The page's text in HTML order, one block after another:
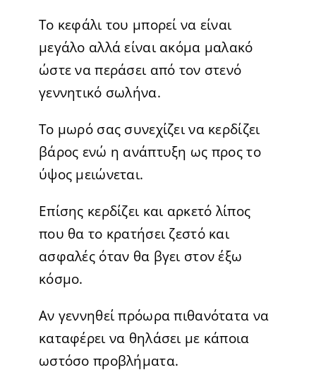
Το κεφάλι του μπορεί να είναι
μεγάλο αλλά είναι ακόμα μαλακό
ώστε να περάσει από τον στενό
γεννητικό σωλήνα.
Το μωρό σας συνεχίζει να κερδίζει
βάρος ενώ η ανάπτυξη ως προς το
ύψος μειώνεται.
Επίσης κερδίζει και αρκετό λίπος
που θα το κρατήσει ζεστό και
ασφαλές όταν θα βγει στον έξω
κόσμο.
Αν γεννηθεί πρόωρα πιθανότατα να
καταφέρει να θηλάσει με κάποια
ωστόσο προβλήματα.